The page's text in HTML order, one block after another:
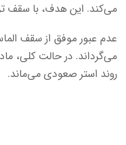
می‌کند. این هدف، با سقف
عدم عبور موفق از سقف
می‌گرداند. در حالت کلی،
روند استر صعودی می‌ماند.